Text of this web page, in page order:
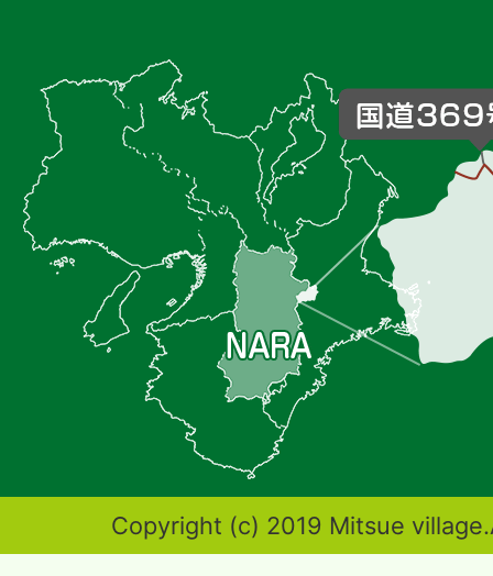
杖
村
の
位
置
良
Copyright (c) 2019 Mitsue